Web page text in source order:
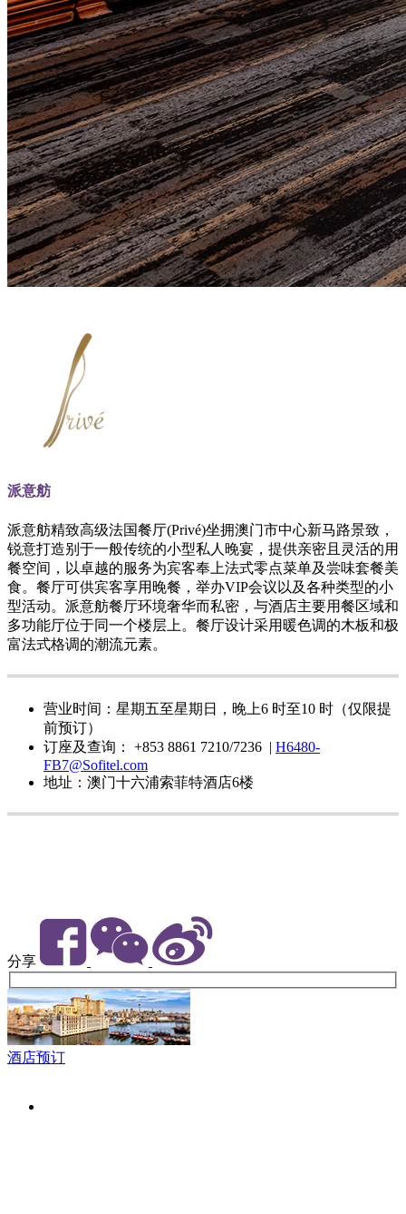
派意舫
派意舫精致高级法国餐厅(Privé)坐拥澳门市中心新马路景致，
锐意打造别于一般传统的小型私人晚宴，提供亲密且灵活的用
餐空间，以卓越的服务为宾客奉上法式零点菜单及尝味套餐美
食。餐厅可供宾客享用晚餐，举办VIP会议以及各种类型的小
型活动。派意舫餐厅环境奢华而私密，与酒店主要用餐区域和
多功能厅位于同一个楼层上。餐厅设计采用暖色调的木板和极
富法式格调的潮流元素。
营业时间：星期五至星期日，晚上6 时至10 时（仅限提
前预订）
订座及查询： +853 8861 7210/7236 | H6480-
FB7@Sofitel.com
地址：澳门十六浦索菲特酒店6楼
分享
酒店预订